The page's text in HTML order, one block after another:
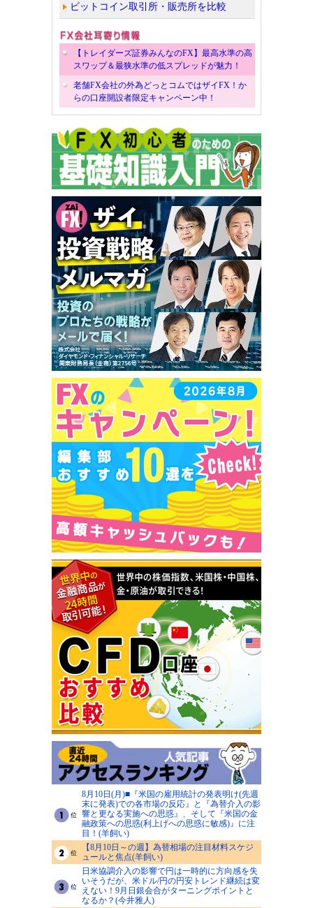
ビットコイン取引所・販売所を比較
【トレイダーズ証券みんなのFX】最高水準の高
スワップ＆最狭水準の低スプレッドが魅力！
老舗FX会社の外為どっとコムではザイFX！か
らの口座開設者限定キャンペーン中！
8月10日(月)■『米国の雇用統計の発表明け(先週
末に発表)での各市場の反応』と『為替介入の影
響と更なる実施への思惑』、そして『米国の金
融政策への思惑(利上げへの思惑に敏感)』に注
目！(羊飼い)
【8月10日～の週】為替相場の注目材料スケジ
ュールと焦点(羊飼い)
日米協調介入の影響で円は一時的に方向感を失
いそうだが、米ドル/円の円安トレンド継続は変
えない！9月日銀会合がターニングポイントと
なるか？(今井雅人)